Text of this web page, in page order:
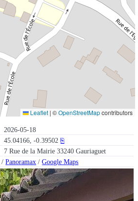
2026-05-18
45.04166, -0.39502 ⎘
7 Rue de la Mairie 33240 Gauriaguet
/Panoramax /Google Maps
Leaflet | ©OpenStreetMapcontributors